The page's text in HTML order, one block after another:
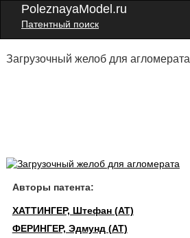
PoleznayaModel.ru
Патентный поиск
Загрузочный желоб для агломерата
Авторы патента:
ХАТТИНГЕР, Штефан (AT)
ФЕРИНГЕР, Эдмунд (AT)